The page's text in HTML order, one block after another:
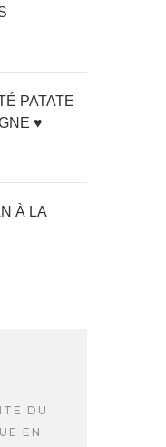
PATATE
♥
À LA
DU
EN